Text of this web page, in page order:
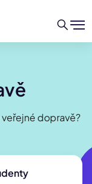
veřejné dopravě?